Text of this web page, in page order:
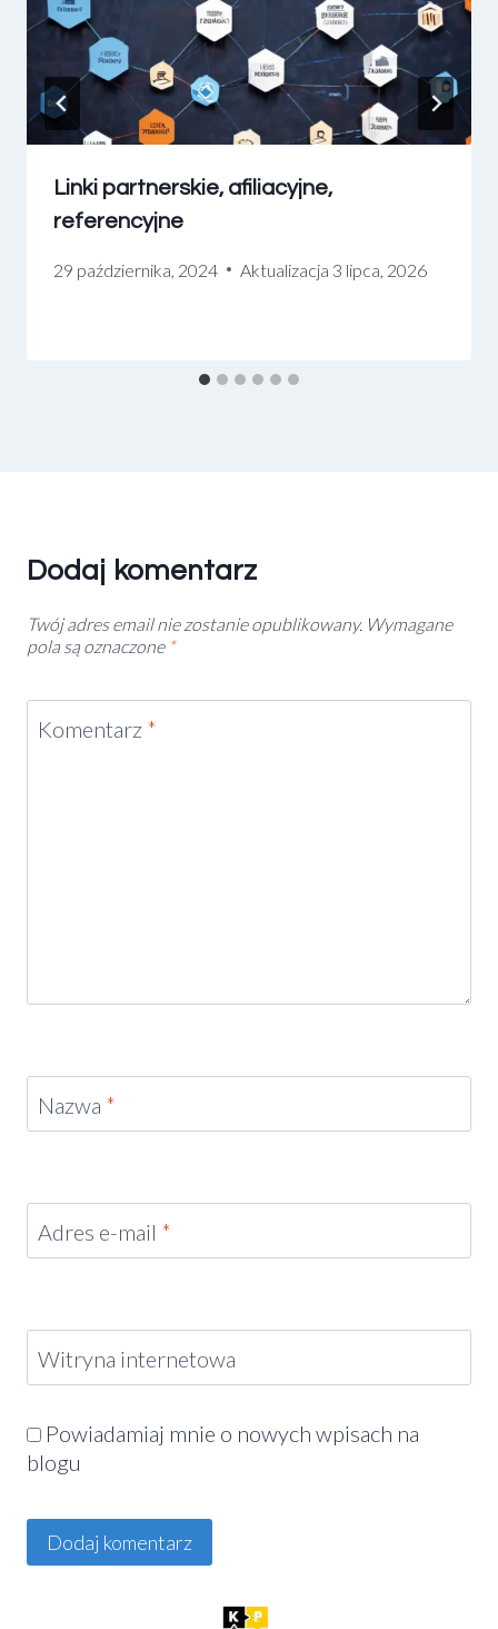
Linki partnerskie, afiliacyjne,
referencyjne
29 października, 2024 Aktualizacja 3 lipca, 2026
Dodaj komentarz
Twój adres email nie zostanie opublikowany. Wymagane
pola są oznaczone *
Komentarz *
Nazwa *
Adres e-mail *
Witryna internetowa
Powiadamiaj mnie o nowych wpisach na
blogu